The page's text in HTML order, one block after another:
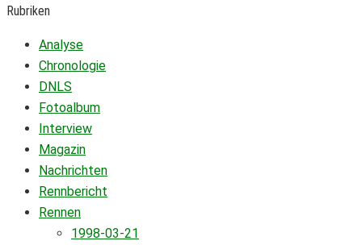
Rubriken
Analyse
Chronologie
DNLS
Fotoalbum
Interview
Magazin
Nachrichten
Rennbericht
Rennen
1998-03-21